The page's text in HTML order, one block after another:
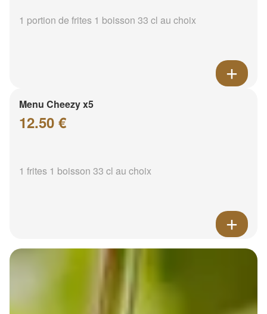
1 portion de frites 1 boisson 33 cl au choix
Menu Cheezy x5
12.50 €
1 frites 1 boisson 33 cl au choix